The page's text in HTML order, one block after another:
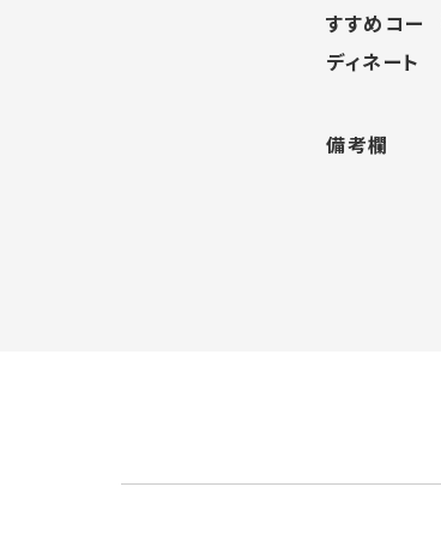
すすめコー
ディネート
備考欄